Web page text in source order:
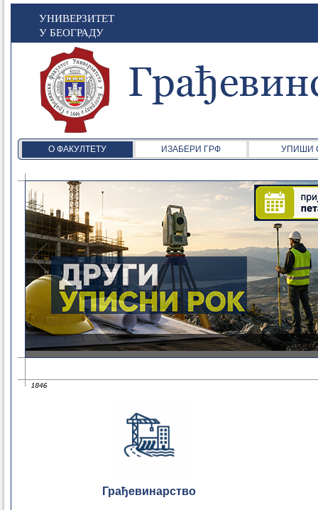
УНИВЕРЗИТЕТ
У БЕОГРАДУ
О ФАКУЛТЕТУ ИЗАБЕРИ ГРФ УПИШИ
Грађевинарство